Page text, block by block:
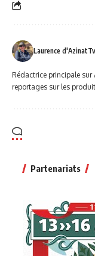
Laurence d'AzinatTv
Rédactrice principale
reportages sur les
Partenariats